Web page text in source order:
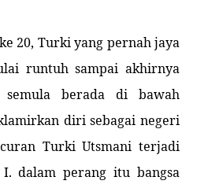
20, Turki yang pernah jaya
runtuh sampai akhirnya
berada di bawah
diri sebagai negeri
Turki Utsmani terjadi
I. dalam perang itu bangsa